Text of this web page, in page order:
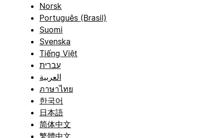
Norsk
Português (Brasil)
Suomi
Svenska
Tiếng Việt
עברית
العربية
ภาษาไทย
한국어
日本語
简体中文